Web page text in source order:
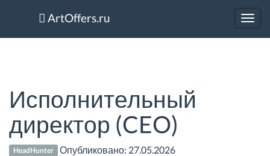
ArtOffers.ru
Исполнительный
директор (CEO)
HeadHunter Опубликовано: 27.05.2026